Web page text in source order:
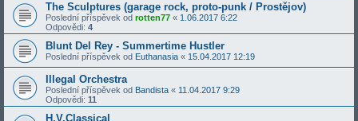
The Sculptures (garage rock, proto-punk / Prostějov)
Poslední příspěvek od rotten77 « 1.06.2017 6:22
Odpovědi: 4
Blunt Del Rey - Summertime Hustler
Poslední příspěvek od Euthanasia « 15.04.2017 12:19
Illegal Orchestra
Poslední příspěvek od Bandista « 11.04.2017 9:29
Odpovědi: 11
H.V.Classical